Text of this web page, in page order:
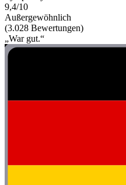
9,4/10
Außergewöhnlich
(3.028 Bewertungen)
„War gut.“